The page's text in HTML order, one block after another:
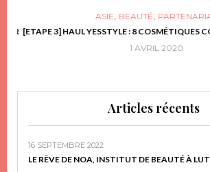
ASIE, BEAUTÉ,
[ETAPE 3] HAUL YESSTYLE : 8 COSMÉTIQUES
1 AVRIL 2020
Articles récents
16 SEPTEMBRE 2022
LE RÊVE DE NOA, INSTITUT DE BEAUTÉ À